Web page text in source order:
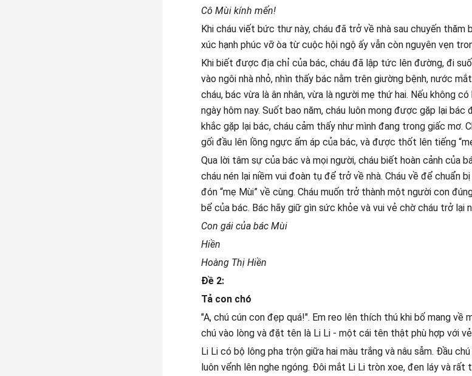
Cô Mùi kính mến!
Khi cháu viết bức thư này, cháu đã trở về nhà sau chuyến thăm
xúc hạnh phúc vỡ òa từ cuộc hội ngộ ấy vẫn còn nguyên vẹn
Khi biết được địa chỉ của bác, cháu đã lập tức lên đường, đi
vào ngôi nhà nhỏ, nhìn thấy bác nằm trên giường bệnh, nước
cháu, bác vừa là ân nhân, vừa là người mẹ thứ hai. Nếu không
ngày hôm nay. Suốt bao năm, cháu luôn mong được gặp lại bác
khắc gặp lại bác, cháu cảm thấy như mình đang trong giấc mơ.
gối đầu lên lồng ngực ấm áp của bác, và được thốt lên tiếng
Qua lời tâm sự của bác và mọi người, cháu biết hoàn cảnh của
cháu nén lại niềm vui đoàn tụ để trở về nhà. Cháu về để chuẩn
đón “mẹ Mùi” về cùng. Cháu muốn trở thành một người con
bể của bác. Bác hãy giữ gìn sức khỏe và vui vẻ chờ cháu trở lại
Con gái của bác Mùi
Hiền
Hoàng Thị Hiền
Đề 2:
Tả con chó
"A, chú cún con đẹp quá!". Em reo lên thích thú khi bố mang về
chú vào lòng và đặt tên là Li Li - một cái tên thật phù hợp với
Li Li có bộ lông pha trộn giữa hai màu trắng và nâu sẫm. Đầu
luôn vểnh lên nghe ngóng. Đôi mắt Li Li tròn xoe, đen láy và rất